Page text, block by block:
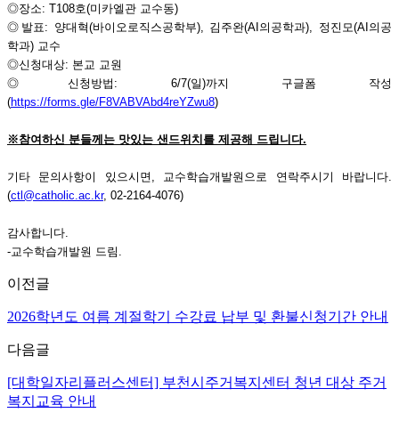
◎장소: T108호(미카엘관 교수동)
◎ 발표: 양대혁(바이오로직스공학부), 김주완(AI의공학과), 정진모(AI의공
학과) 교수
◎신청대상: 본교 교원
◎신청방법 : 6/7(일)까지 구글폼 작성
(https://forms.gle/F8VABVAbd4reYZwu8)
※참여하신 분들께는 맛있는 샌드위치를 제공해 드립니다.
기타 문의사항이 있으시면 교수학습개발원으로 연락주시기 바랍니다
(ctl@catholic.ac.kr, 02-2164-4076)
감사합니다
-교수학습개발원 드림
이전글
2026학년도 여름 계절학기 수강료 납부 및 환불신청기간 안내
다음글
[대학일자리플러스센터] 부천시주거복지센터 청년 대상 주거
복지교육 안내